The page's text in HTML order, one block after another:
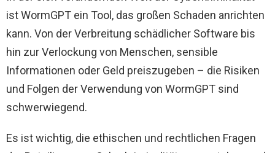
ist WormGPT ein Tool, das großen Schaden anrichten
kann. Von der Verbreitung schädlicher Software bis
hin zur Verlockung von Menschen, sensible
Informationen oder Geld preiszugeben – die Risiken
und Folgen der Verwendung von WormGPT sind
schwerwiegend.
Es ist wichtig, die ethischen und rechtlichen Fragen